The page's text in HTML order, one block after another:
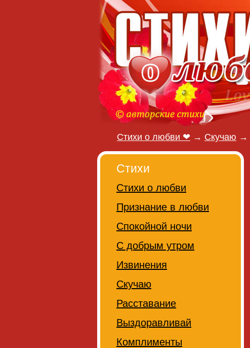
Стихи о любви ❤ → Скучаю →
Стихи
Стихи о любви
Признание в любви
Спокойной ночи
С добрым утром
Извинения
Скучаю
Расставание
Выздоравливай
Комплименты